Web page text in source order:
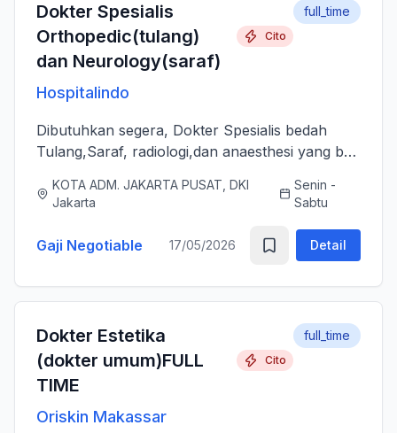
Dokter Spesialis
Orthopedic(tulang)
dan Neurology(saraf)
Cito
Hospitalindo
full_time
Dibutuhkan segera, Dokter Spesialis bedah
Tulang,Saraf, radiologi,dan anaesthesi yang bs
ramah dan berjiwa sosial. Bersedia bergabung
KOTA ADM. JAKARTA PUSAT, DKI
Jakarta
Senin -
Sabtu
Gaji Negotiable 17/05/2026 Detail
Dokter Estetika
(dokter umum)FULL
TIME
Cito
Oriskin Makassar
full_time